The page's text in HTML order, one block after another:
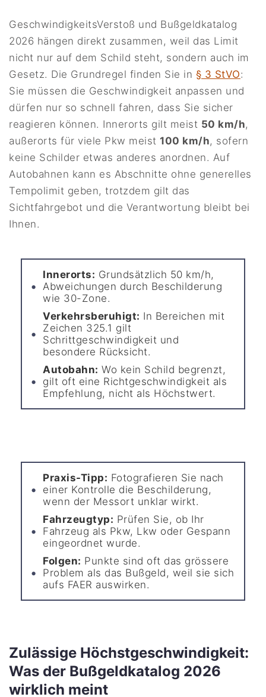
GeschwindigkeitsVerstoß und Bußgeldkatalog
2026 hängen direkt zusammen, weil das Limit
nicht nur auf dem Schild steht, sondern auch im
Gesetz. Die Grundregel finden Sie in § 3 StVO:
Sie müssen die Geschwindigkeit anpassen und
dürfen nur so schnell fahren, dass Sie sicher
reagieren können. Innerorts gilt meist 50 km/h,
außerorts für viele Pkw meist100 km/h, sofern
keine Schilder etwas anderes anordnen. Auf
Autobahnen kann es Abschnitte ohne generelles
Tempolimit geben, trotzdem gilt das
Sichtfahrgebot und die Verantwortung bleibt bei
Ihnen.
Innerorts: Grundsätzlich 50 km/h,
Abweichungen durch Beschilderung
wie 30-Zone.
Verkehrsberuhigt: In Bereichen mit
Zeichen 325.1 gilt
Schrittgeschwindigkeit und
besondere Rücksicht.
Autobahn: Wo kein Schild begrenzt,
gilt oft eine Richtgeschwindigkeit als
Empfehlung, nicht als Höchstwert.
Praxis-Tipp: Fotografieren Sie nach
einer Kontrolle die Beschilderung,
wenn der Messort unklar wirkt.
Fahrzeugtyp: Prüfen Sie, ob Ihr
Fahrzeug als Pkw, Lkw oder Gespann
eingeordnet wurde.
Folgen: Punkte sind oft das grössere
Problem als das Bußgeld, weil sie sich
aufs FAER auswirken.
Zulässige Höchstgeschwindigkeit:
Was der Bußgeldkatalog 2026
wirklich meint